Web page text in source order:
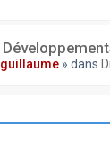
guillaume » dans